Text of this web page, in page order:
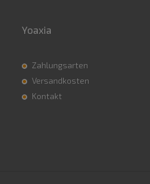
Yoaxia
Zahlungsarten
Versandkosten
Kontakt